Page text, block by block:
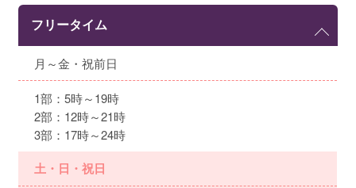
フリータイム
月～金・祝前日
1部：5時～19時
2部：12時～21時
3部：17時～24時
土・日・祝日